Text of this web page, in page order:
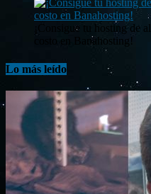
¡Consigue tu hosting de
costo en Banahosting!
Lo más leído